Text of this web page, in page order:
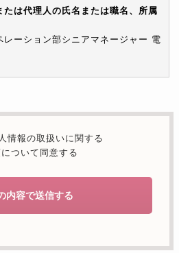
たは代理人の氏名または職名、所属
ーション部シニアマネージャー 電
社が提供するサービスに関する情
することが予定される場合の事項
することはありません。
情報の取扱いに関する
ついて同意する
内容で送信する